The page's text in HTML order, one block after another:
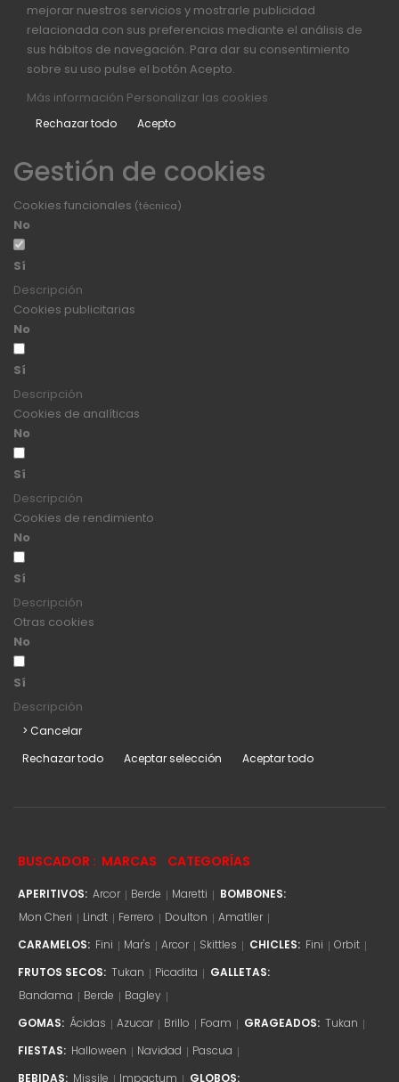
mejorar nuestros servicios y mostrarle publicidad
relacionada con sus preferencias mediante el análisis de
sus hábitos de navegación. Para dar su consentimiento
sobre su uso pulse el botón Acepto.
Más información Personalizar las cookies
Rechazar todo Acepto
Gestión de cookies
Cookies funcionales (técnica)
No
Sí
Descripción
Cookies publicitarias
No
Sí
Descripción
Cookies de analíticas
No
Sí
Descripción
Cookies de rendimiento
No
Sí
Descripción
Otras cookies
No
Sí
Descripción
> Cancelar
Rechazar todo
Aceptar selección Aceptar todo
BUSCADOR : MARCAS CATEGORÍAS
APERITIVOS: Arcor Berde Maretti
BOMBONES:
Mon Cheri
Lindt Ferrero Doulton
Amatller
CARAMELOS: Fini Mar's Arcor Skittles CHICLES: Fini
Orbit
FRUTOS SECOS: Tukan Picadita
GALLETAS:
Bandama
Berde
Bagley
GOMAS: Ácidas Azucar Brillo Foam GRAGEADOS: Tukan
FIESTAS: Halloween Navidad
Pascua
BEBIDAS: Missile Impactum GLOBOS: